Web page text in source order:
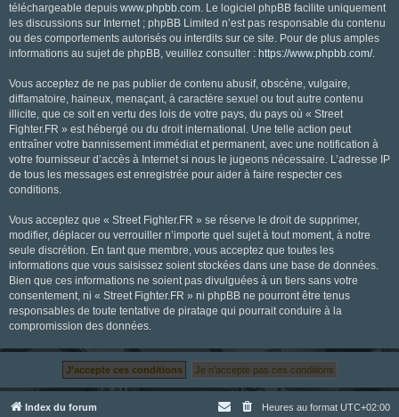
téléchargeable depuis www.phpbb.com. Le logiciel phpBB facilite uniquement
les discussions sur Internet ; phpBB Limited n’est pas responsable du contenu
ou des comportements autorisés ou interdits sur ce site. Pour de plus amples
informations au sujet de phpBB, veuillez consulter : https://www.phpbb.com/.
Vous acceptez de ne pas publier de contenu abusif, obscène, vulgaire,
diffamatoire, haineux, menaçant, à caractère sexuel ou tout autre contenu
illicite, que ce soit en vertu des lois de votre pays, du pays où « Street
Fighter.FR » est hébergé ou du droit international. Une telle action peut
entraîner votre bannissement immédiat et permanent, avec une notification à
votre fournisseur d’accès à Internet si nous le jugeons nécessaire. L’adresse IP
de tous les messages est enregistrée pour aider à faire respecter ces
conditions.
Vous acceptez que « Street Fighter.FR » se réserve le droit de supprimer,
modifier, déplacer ou verrouiller n’importe quel sujet à tout moment, à notre
seule discrétion. En tant que membre, vous acceptez que toutes les
informations que vous saisissez soient stockées dans une base de données.
Bien que ces informations ne soient pas divulguées à un tiers sans votre
consentement, ni « Street Fighter.FR » ni phpBB ne pourront être tenus
responsables de toute tentative de piratage qui pourrait conduire à la
compromission des données.
Index du forum Heures au format UTC+02:00